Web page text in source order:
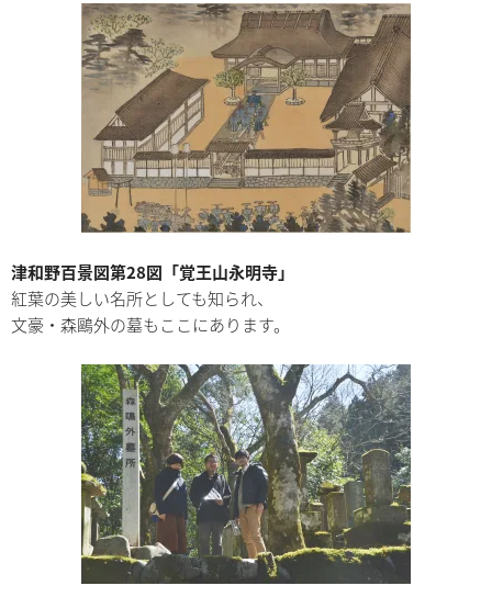
津和野百景図第28図「覚王山永明寺」
紅葉の美しい名所としても知られ、
文豪・森鷗外の墓もここにあります。